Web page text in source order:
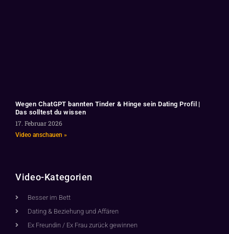
Wegen ChatGPT bannten Tinder & Hinge sein Dating Profil |
Das solltest du wissen
17. Februar 2026
Video anschauen »
Video-Kategorien
Besser im Bett
Dating & Beziehung und Affären
Ex Freundin / Ex Frau zurück gewinnen